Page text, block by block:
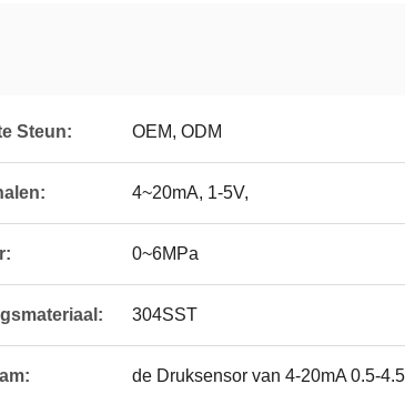
Steun: OEM, ODM
4~20mA, 1-5V,
0~6MPa
304SST
de Druksensor van 4-20mA 0.5-